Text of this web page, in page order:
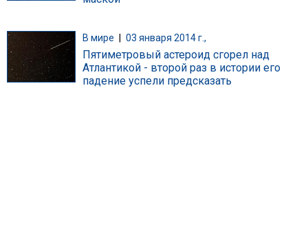
В мире 03 января 2014 г.,
Пятиметровый астероид сгорел над
Атлантикой - второй раз в истории его
падение успели предсказать